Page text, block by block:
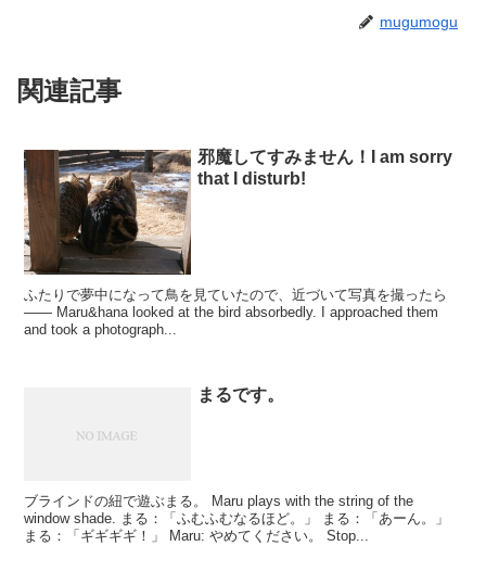
mugumogu
関連記事
邪魔してすみません！I am sorry
that I disturb!
ふたりで夢中になって鳥を見ていたので、近づいて写真を撮ったら
―― Maru&hana looked at the bird absorbedly. I approached them
and took a photograph...
まるです。
ブラインドの紐で遊ぶまる。 Maru plays with the string of the
window shade. まる：「ふむふむなるほど。」 まる：「あーん。」
まる：「ギギギギ！」 Maru: やめてください。 Stop...